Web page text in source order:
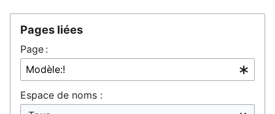
Pages liées
Page :
Espace de noms :